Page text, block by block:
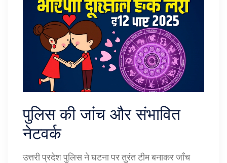
पुलिस की जांच और संभावित
नेटवर्क
उत्तरी प्रदेश पुलिस ने घटना पर तुरंत टीम बनाकर जाँच